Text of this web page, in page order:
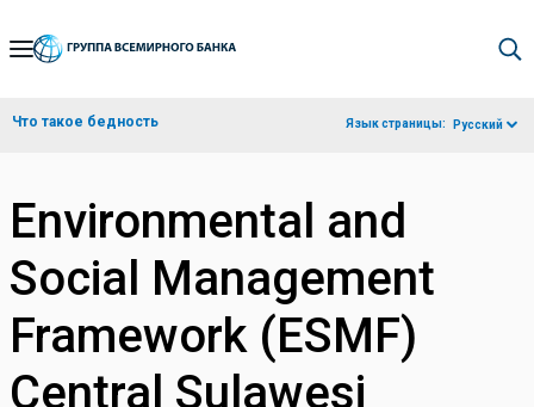
Skip
Navigation
Что такое бедность Язык страницы: Русский
Environmental and
Social Management
Framework (ESMF)
Central Sulawesi